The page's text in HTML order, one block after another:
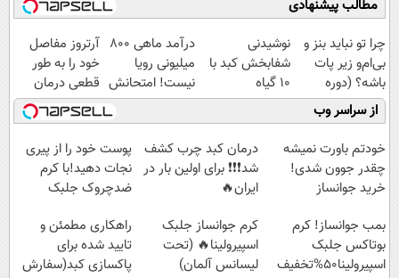
مطالب پیشنهادی
چرا تو نباید بنز و
بی‌ام‌و زیر پات
باشه؟ (دوره
رایگان درآمد
میلیاردی)
نوشیدنی
شفابخش کبد با
10 گیاه
موثر(تخفیف تا
امشب)
درآمد ماهی 800
میلیونی رویا
نیست! امتحانش
مجانیه😉
آرتروز مفاصل
خود را به طور
قطعی درمان
کنید!
◗پرسش‌نامه◖
از سراسر وب
خودتم باورت نمیشه
چقدر جوون شدی!
خرید جوانساز
ویژه
درمان کبد چرب کشف
شد❗❗❗ برای اولین بار در
ایران🔥
پوست خود را از پیری
نجات دهید!با کرم
ضدچروک جلبک
بمب جوانساز! کرم
بوتاکس جلبک
اسپیرولینا50%تخفیف
کرم جوانساز جلبک
اسپیرولینا🔥 (تحت
لیسانس آلمان)
راهکاری مطمئن و
تایید شده برای
پاکسازی کبد(سفارش